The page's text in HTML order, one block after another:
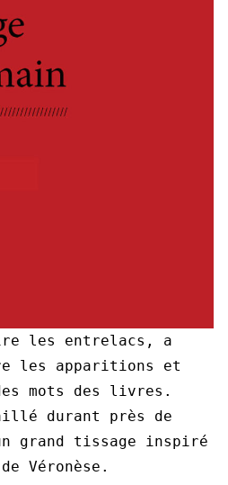
les entrelacs, a
les apparitions et
mots des livres.
durant près de
grand tissage inspiré
Véronèse.